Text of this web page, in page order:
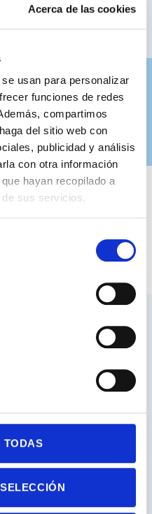
Acerca de las cookies
usan para personalizar
funciones de redes
compartimos
del sitio web con
publicidad y análisis
con otra información
hayan recopilado a
sus servicios.
TODAS
En evaluación ya
adelante.
artículo